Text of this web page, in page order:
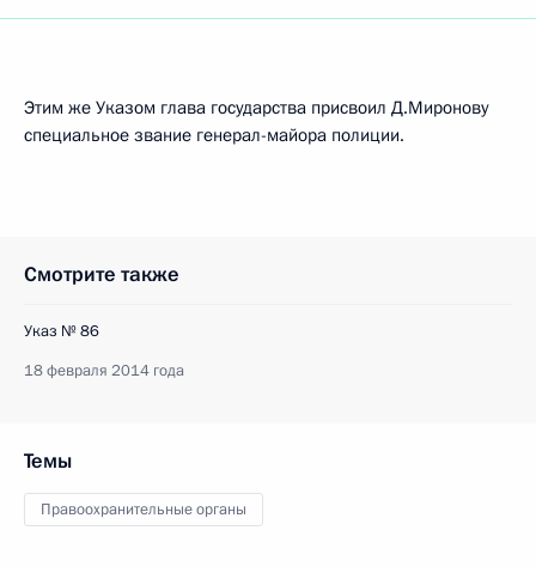
Этим же Указом глава государства присвоил Д.Миронову
специальное звание генерал-майора полиции.
Смотрите также
Указ № 86
18 февраля 2014 года
Темы
Правоохранительные органы